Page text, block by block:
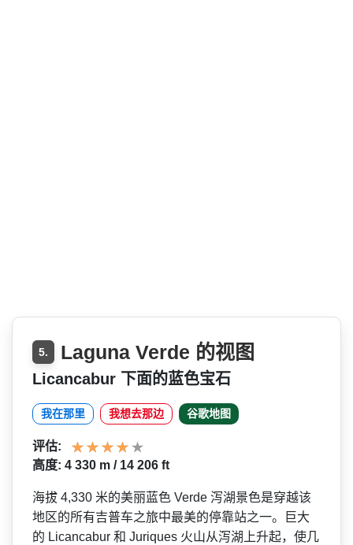
5. Laguna Verde 的视图
Licancabur 下面的蓝色宝石
我在那里 我想去那边 谷歌地图
评估:
高度: 4 330 m / 14 206 ft
海拔 4,330 米的美丽蓝色 Verde 泻湖景色是穿越该
地区的所有­吉普车之旅中最美的停靠站之一。巨大
的 Licancabur 和 Juriques 火山从泻湖上升起，使几